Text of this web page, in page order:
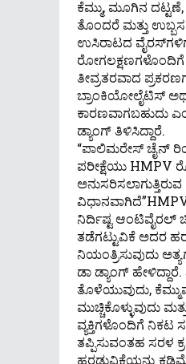
ಕೆಮ್ಮು, ಮೂಗಿನ
ತೊಂದರೆ ಮತ್ತು
ಉಸಿರಾಟದ
ರೋಗಲಕ್ಷಣಗಳೊಂದಿಗೆ
ತೀವ್ರತರವಾದ
ಬ್ರಾಂಕಿಯೋಲೈಟಿಸ್
ಕಾರಣವಾಗಬಹುದು
ಡ್ಯಾಂಗ್ ತಿಳಿಸಿದ್ದಾರೆ.
“ಪಾಲಿಮರೇಸ್ ಚೈನ್
ಪರೀಕ್ಷೆಯು HMPV
ಅನುಸರಿಸಲಾಗುತ್ತಿರುವ
ನಿರ್ದಿಷ್ಟ ಆಂಟಿವೈರಲ್
ತಡೆಗಟ್ಟುವಿಕೆ ಅದರ
ನಿಯಂತ್ರಿಸುವುದು
ಡಾ ಡ್ಯಾಂಗ್
ತೊಳೆಯುವುದು,
ಮುಚ್ಚಿಕೊಳ್ಳುವುದು
ವ್ಯಕ್ತಿಗಳೊಂದಿಗೆ ನಿಕಟ
ತಪ್ಪಿಸುವಂತಹ ಸರಳ
ಹರಡುವಿಕೆಯನ್ನು